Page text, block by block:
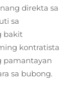
direkta sa
sa
bakit
kontratista
pamantayan
sa bubong.